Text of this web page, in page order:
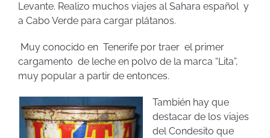
Levante. Realizo muchos viajes al Sahara español y
a Cabo Verde para cargar plátanos.
Muy conocido en Tenerife por traer el primer
cargamento de leche en polvo de la marca “Lita”,
muy popular a partir de entonces.
También hay que
destacar de los viajes
del Condesito que